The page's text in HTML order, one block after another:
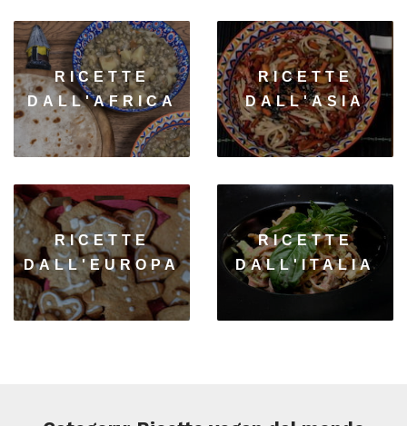
RICETTE
DALL'AFRICA
RICETTE
DALL'ASIA
RICETTE
DALL'EUROPA
RICETTE
DALL'ITALIA